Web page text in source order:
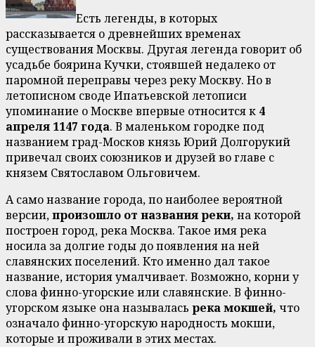
Есть легенды, в которых
рассказывается о древнейших временах
существования Москвы. Другая легенда говорит об
усадьбе боярина Кучки, стоявшей недалеко от
паромной переправы через реку Москву. Но в
летописном своде Ипатьевской летописи
упоминание о Москве впервые относится к 4
апреля 1147 года. В маленьком городке под
названием град-Москов князь Юрий Долгорукий
привечал своих союзников и друзей во главе с
князем Святославом Ольговичем.
А само название города, по наиболее вероятной
версии,произошло от названия реки, на которой
построен город, река Москва. Такое имя река
носила за долгие годы до появления на ней
славянских поселений. Кто именно дал такое
название, история умалчивает. Возможно, корни у
слова финно-угорские или славянские. В финно-
угорском языке она называлась река мокшей, что
означало финно-угорскую народность мокши,
которые и проживали в этих местах.